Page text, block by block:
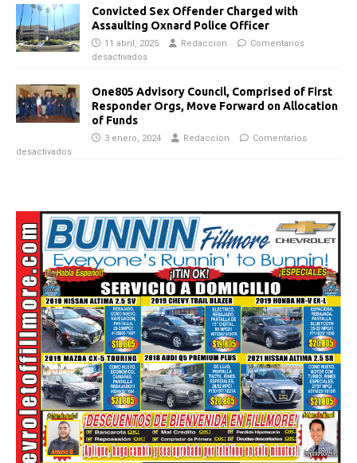
Convicted Sex Offender Charged with
Assaulting Oxnard Police Officer
11 abril, 2025 Redaccion
Comentarios
desactivados
One805 Advisory Council, Comprised of First
Responder Orgs, Move Forward on Allocation
of Funds
3 enero, 2024 Redaccion
Comentarios
desactivados